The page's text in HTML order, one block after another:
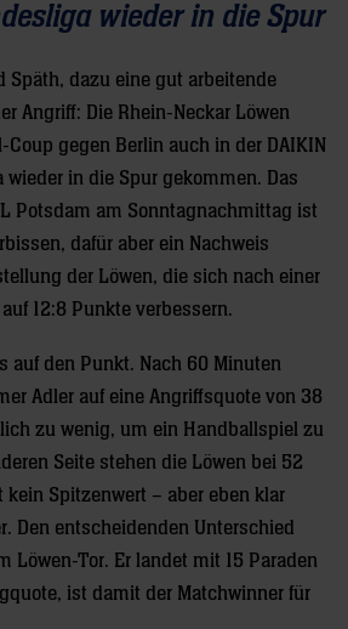
wieder in die Spur
Späth, dazu eine gut arbeitende
Angriff: Die Rhein-Neckar Löwen
gegen Berlin auch in der DAIKIN
in die Spur gekommen. Das
Potsdam am Sonntagnachmittag ist
dafür aber ein Nachweis
der Löwen, die sich nach einer
12:8 Punkte verbessern.
auf den Punkt. Nach 60 Minuten
Adler auf eine Angriffsquote von 38
zu wenig, um ein Handballspiel zu
Seite stehen die Löwen bei 52
kein Spitzenwert – aber eben klar
Den entscheidenden Unterschied
Löwen-Tor. Er landet mit 15 Paraden
ist damit der Matchwinner für